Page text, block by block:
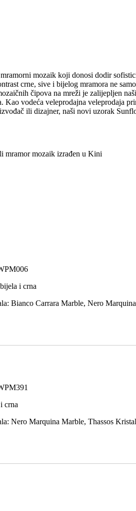
mozaik koji donosi dodir
crne, sive i bijelog mramora ne
čipova na mreži je zalijepljen
Kao vodeća veleprodajna
ili dizajner, naši novi uzorak
mramor mozaik izrađen u Kini
i crna
Bianco Carrara Marble, Nero
crna
Nero Marquina Marble, Thassos